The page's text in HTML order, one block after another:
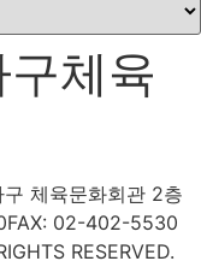
체육
체육문화회관 2층
FAX: 02-402-5530
RESERVED.